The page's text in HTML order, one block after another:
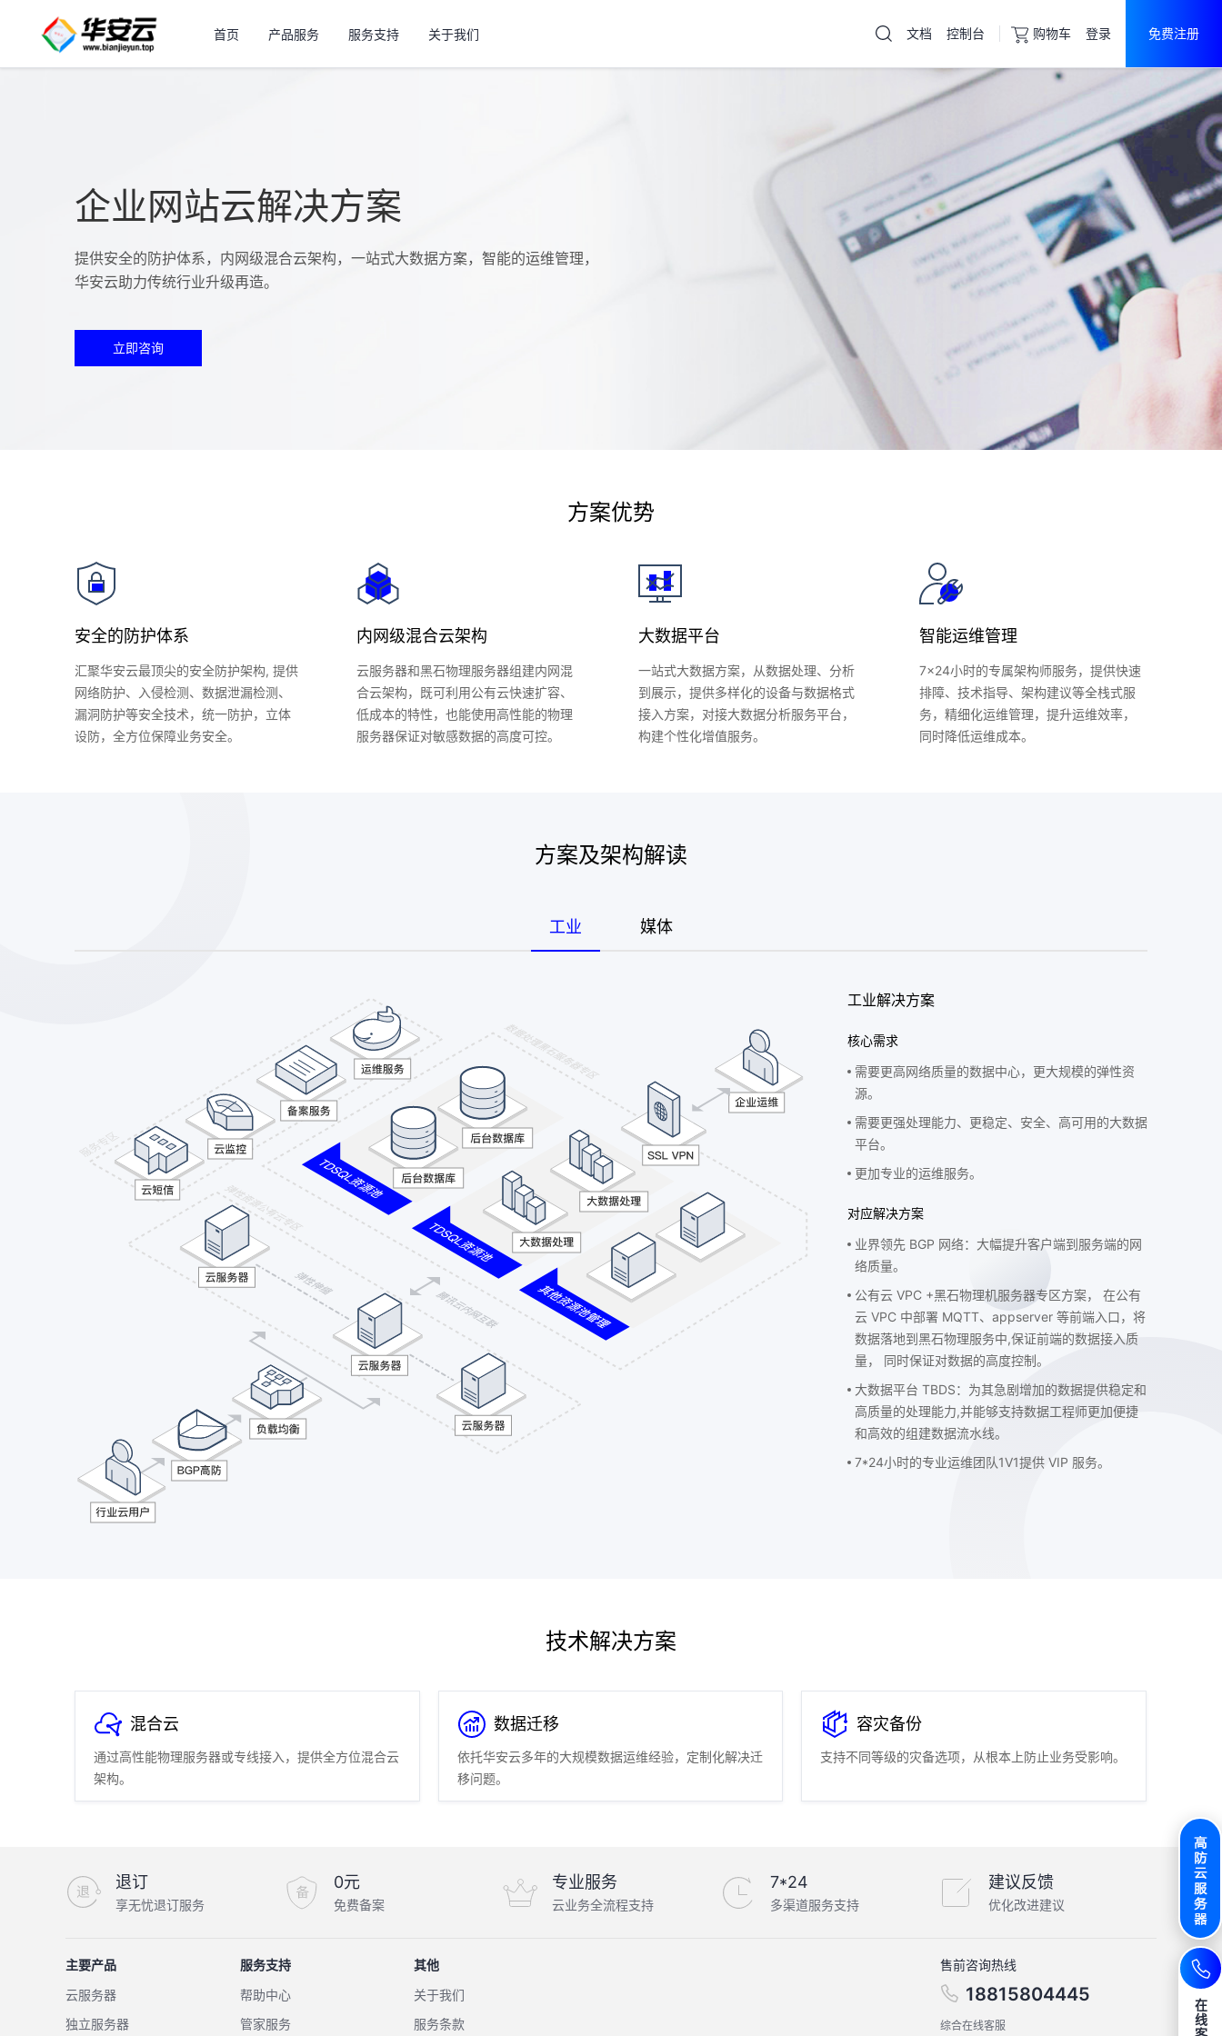
首页 产品服务 服务支持 关于我们
直达热门产品
控制台
高防服务器
物理机
高防CDN
文档 控制台 购物车 登录 免费注册
企业网站云解决方案
提供安全的防护体系，内网级混合云架构，一站式大数据方案，智能的运维管理，
华安云助力传统行业升级再造。
立即咨询
方案优势
安全的防护体系
汇聚华安云最顶尖的安全防护架构, 提供
网络防护、入侵检测、数据泄漏检测、
漏洞防护等安全技术，统一防护，立体
设防，全方位保障业务安全。
内网级混合云架构
云服务器和黑石物理服务器组建内网混
合云架构，既可利用公有云快速扩容、
低成本的特性，也能使用高性能的物理
服务器保证对敏感数据的高度可控。
大数据平台
一站式大数据方案，从数据处理、分析
到展示，提供多样化的设备与数据格式
接入方案，对接大数据分析服务平台，
构建个性化增值服务。
智能运维管理
7x24小时的专属架构师服务，提供快速
排障、技术指导、架构建议等全栈式服
务，精细化运维管理，提升运维效率，
同时降低运维成本。
方案及架构解读
工业 媒体
工业解决方案
核心需求
需要更高网络质量的数据中心，更大规模的弹性资
源。
需要更强处理能力、更稳定、安全、高可用的大数据
平台。
更加专业的运维服务。
对应解决方案
业界领先 BGP 网络：大幅提升客户端到服务端的网
络质量。
公有云 VPC +黑石物理机服务器专区方案， 在公有
云 VPC 中部署 MQTT、appserver 等前端入口，将
数据落地到黑石物理服务中,保证前端的数据接入质
量， 同时保证对数据的高度控制。
大数据平台 TBDS：为其急剧增加的数据提供稳定和
高质量的处理能力,并能够支持数据工程师更加便捷
和高效的组建数据流水线。
7*24小时的专业运维团队1V1提供 VIP 服务。
技术解决方案
混合云
通过高性能物理服务器或专线接入，提供全方位混合云
架构。
数据迁移
依托华安云多年的大规模数据运维经验，定制化解决迁
移问题。
容灾备份
支持不同等级的灾备选项，从根本上防止业务受影响。
退订
享无忧退订服务
0元
免费备案
专业服务
云业务全流程支持
7*24
多渠道服务支持
建议反馈
优化改进建议
主要产品
云服务器
独立服务器
服务支持
帮助中心
管家服务
其他
关于我们
服务条款
售前咨询热线
18815804445
综合在线客服
在
线